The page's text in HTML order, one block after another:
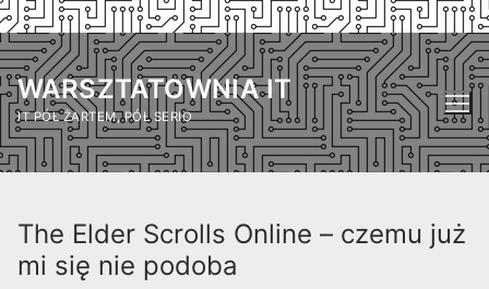
Przejdź
do
treści
WARSZTATOWNIA IT
IT PÓŁ ŻARTEM, PÓŁ SERIO
The Elder Scrolls Online – czemu już
mi się nie podoba